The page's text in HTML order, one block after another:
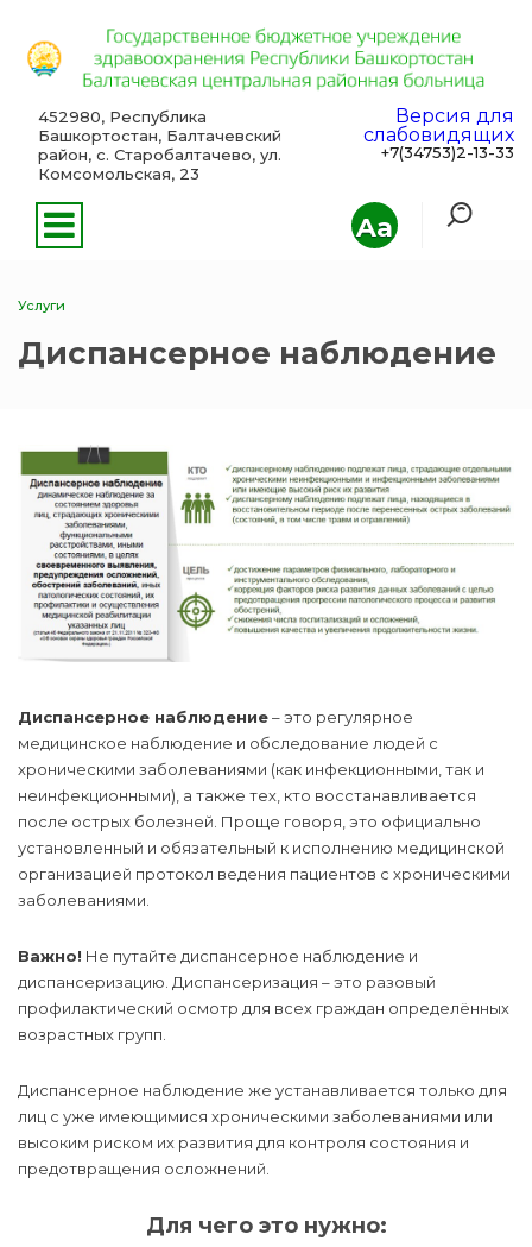
Aa
452980, Республика
Башкортостан, Балтачевский
район, с. Старобалтачево, ул.
Комсомольская, 23
Версия для
слабовидящих
+7(34753)2-13-33
Услуги
Диспансерное наблюдение
Диспансерное наблюдение– это регулярное
медицинское наблюдение и обследование людей с
хроническими заболеваниями (как инфекционными, так и
неинфекционными), а также тех, кто восстанавливается
после острых болезней. Проще говоря, это официально
установленный и обязательный к исполнению медицинской
организацией протокол ведения пациентов с хроническими
заболеваниями.
Важно! Не путайте диспансерное наблюдение и
диспансеризацию. Диспансеризация – это разовый
профилактический осмотр для всех граждан определённых
возрастных групп.
Диспансерное наблюдение же устанавливается только для
лиц с уже имеющимися хроническими заболеваниями или
высоким риском их развития для контроля состояния и
предотвращения осложнений.
Для чего это нужно: